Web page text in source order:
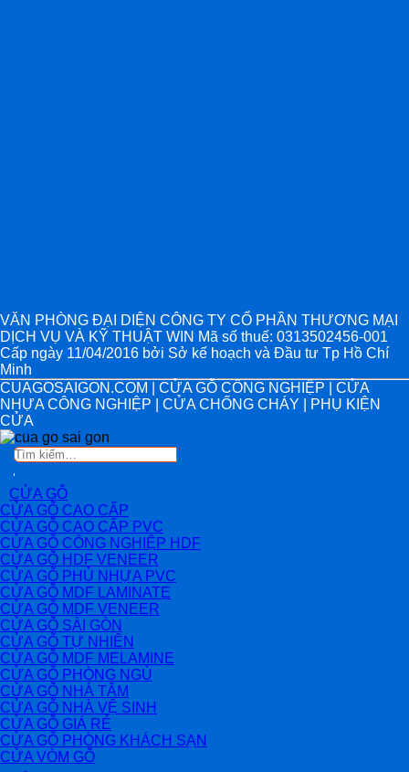
VĂN PHÒNG ĐẠI DIỆN CÔNG TY CỔ PHẦN THƯƠNG MẠI
DỊCH VỤ VÀ KỸ THUẬT WIN Mã số thuế: 0313502456-001
Cấp ngày 11/04/2016 bởi Sở kế hoạch và Đầu tư Tp Hồ Chí
Minh
CUAGOSAIGON.COM | CỬA GỖ CÔNG NGHIỆP | CỬA
NHỰA CÔNG NGHIỆP | CỬA CHỐNG CHÁY | PHỤ KIỆN
CỬA
Tìm
CỬA GỖ
CỬA GỖ CAO CẤP
CỬA GỖ CAO CẤP PVC
CỬA GỖ CÔNG NGHIỆP HDF
CỬA GỖ HDF VENEER
CỬA GỖ PHỦ NHỰA PVC
CỬA GỖ MDF LAMINATE
CỬA GỖ MDF VENEER
CỬA GỖ SÀI GÒN
CỬA GỖ TỰ NHIÊN
CỬA GỖ MDF MELAMINE
CỬA GỖ PHÒNG NGỦ
CỬA GỖ NHÀ TẮM
CỬA GỖ NHÀ VỆ SINH
CỬA GỖ GIÁ RẺ
CỬA GỖ PHÒNG KHÁCH SẠN
CỬA VÒM GỖ